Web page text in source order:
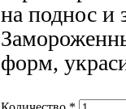
на поднос и
форм,